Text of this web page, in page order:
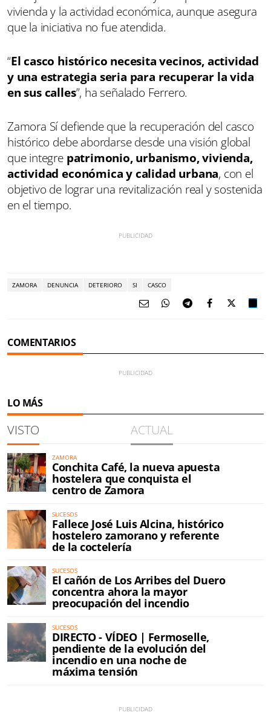
vivienda y la actividad económica, aunque asegura
que la iniciativa no fue atendida.
“El casco histórico necesita vecinos, actividad
y una estrategia seria para recuperar la vida
en sus calles”, ha señalado Ferrero.
Zamora Sí defiende que la recuperación del casco
histórico debe abordarse desde una visión global
que integre patrimonio, urbanismo, vivienda,
actividad económica y calidad urbana, con el
objetivo de lograr una revitalización real y sostenida
en el tiempo.
ZAMORA DENUNCIA DETERIORO SI CASCO
COMENTARIOS
LO MÁS
VISTO ACTUAL
ZAMORA
Conchita Café, la nueva apuesta
hostelera que conquista el
centro de Zamora
SUCESOS
Fallece José Luis Alcina, histórico
hostelero zamorano y referente
de la coctelería
SUCESOS
El cañón de Los Arribes del Duero
concentra ahora la mayor
preocupación del incendio
SUCESOS
DIRECTO - VÍDEO | Fermoselle,
pendiente de la evolución del
incendio en una noche de
máxima tensión